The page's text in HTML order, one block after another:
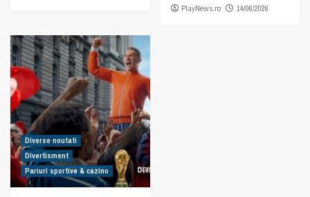
PlayNews.ro 14/06/2026
Diverse noutati
Divertisment
Pariuri sportive & cazino